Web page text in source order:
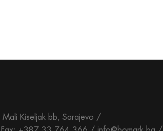
Kiseljak bb, Sarajevo /